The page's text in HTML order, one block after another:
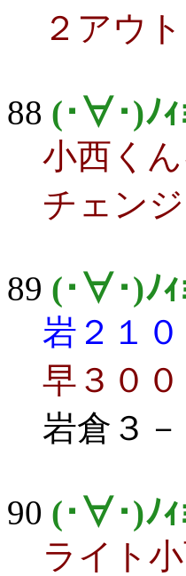
２アウ
88 (･∀･)ﾉｨ
小西く
チェンジ
89 (･∀･)ﾉｨ
岩２１０
早３００
岩倉３
90 (･∀･)ﾉｨ
ライト